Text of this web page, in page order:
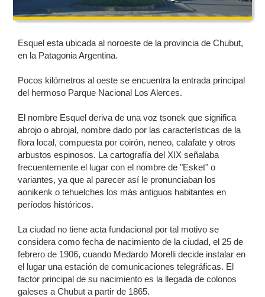
Esquel esta ubicada al noroeste de la provincia de Chubut,
en la Patagonia Argentina.
Pocos kilómetros al oeste se encuentra la entrada principal
del hermoso Parque Nacional Los Alerces.
El nombre Esquel deriva de una voz tsonek que significa
abrojo o abrojal, nombre dado por las características de la
flora local, compuesta por coirón, neneo, calafate y otros
arbustos espinosos. La cartografía del XIX señalaba
frecuentemente el lugar con el nombre de "Esket" o
variantes, ya que al parecer así le pronunciaban los
aonikenk o tehuelches los más antiguos habitantes en
períodos históricos.
La ciudad no tiene acta fundacional por tal motivo se
considera como fecha de nacimiento de la ciudad, el 25 de
febrero de 1906, cuando Medardo Morelli decide instalar en
el lugar una estación de comunicaciones telegráficas. El
factor principal de su nacimiento es la llegada de colonos
galeses a Chubut a partir de 1865.